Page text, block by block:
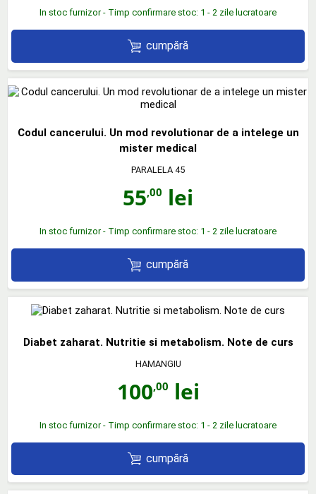
In stoc furnizor - Timp confirmare stoc: 1 - 2 zile lucratoare
cumpără
Codul cancerului. Un mod revolutionar de a intelege un
mister medical
PARALELA 45
55,00 lei
In stoc furnizor - Timp confirmare stoc: 1 - 2 zile lucratoare
cumpără
Diabet zaharat. Nutritie si metabolism. Note de curs
HAMANGIU
100,00 lei
In stoc furnizor - Timp confirmare stoc: 1 - 2 zile lucratoare
cumpără